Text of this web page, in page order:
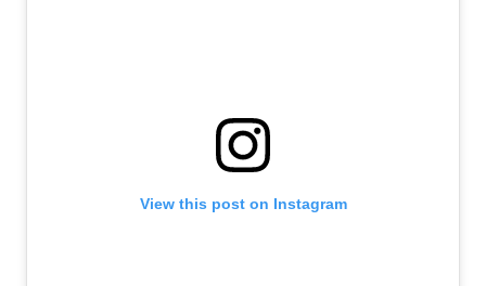
View this post on Instagram